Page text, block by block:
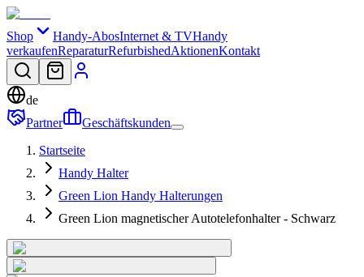
Shop Handy-AbosInternet & TVHandy
verkaufenReparaturRefurbishedAktionenKontakt
de
Partner
Geschäftskunden
Startseite
Handy Halter
Green Lion Handy Halterungen
Green Lion magnetischer Autotelefonhalter - Schwarz